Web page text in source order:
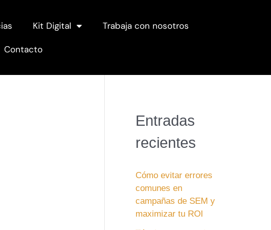
Kit Digital Trabaja con nosotros
Contacto
Entradas
recientes
Cómo evitar errores
comunes en
campañas de SEM y
maximizar tu ROI